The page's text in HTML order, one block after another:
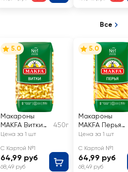
Все
5.0
Макароны
MAKFA Витки
высший сорт
450г
Цена за 1 шт
С Картой №1
64,99 руб
68,49 руб
5.0
Макароны
MAKFA Перья
любительские
Цена за 1 шт
С Картой №1
64,99 руб
68,49 руб